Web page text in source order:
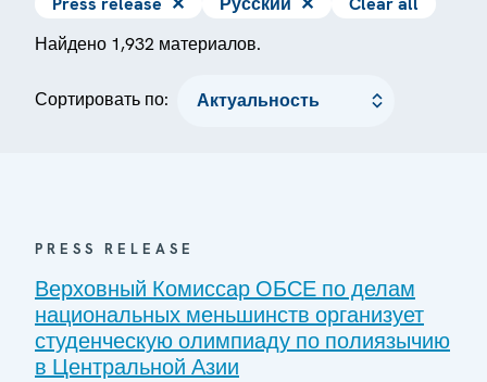
Найдено 1,932 материалов.
Сортировать по:
PRESS RELEASE
Верховный Комиссар ОБСЕ по делам
национальных меньшинств организует
студенческую олимпиаду по полиязычию
в Центральной Азии